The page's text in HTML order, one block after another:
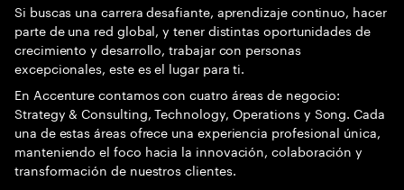
Si buscas una carrera desafiante, aprendizaje continuo, hacer
parte de una red global, y tener distintas oportunidades de
crecimiento y desarrollo, trabajar con personas
excepcionales, este es el lugar para ti.
En Accenture contamos con cuatro áreas de negocio:
Strategy & Consulting, Technology, Operations y Song. Cada
una de estas áreas ofrece una experiencia profesional única,
manteniendo el foco hacia la innovación, colaboración y
transformación de nuestros clientes.